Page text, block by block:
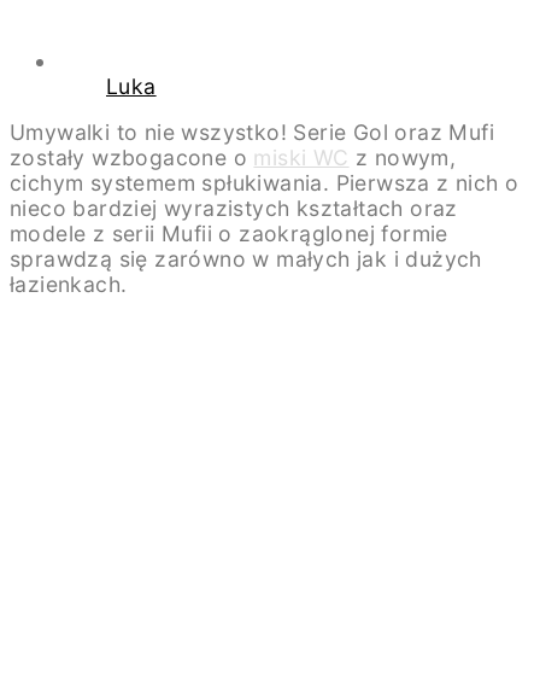
Luka
Umywalki to nie wszystko! Serie Gol oraz Mufi
zostały wzbogacone o miski WC z nowym,
cichym systemem spłukiwania. Pierwsza z nich o
nieco bardziej wyrazistych kształtach oraz
modele z serii Mufii o zaokrąglonej formie
sprawdzą się zarówno w małych jak i dużych
łazienkach.